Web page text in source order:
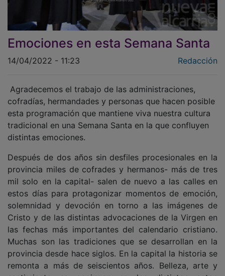
Emociones en esta Semana Santa
cofradías, hermandades y personas que hacen posible
esta programación que mantiene viva nuestra cultura
tradicional en una Semana Santa en la que confluyen
distintas emociones.
provincia miles de cofrades y hermanos- más de tres
mil solo en la capital- salen de nuevo a las calles en
estos días para protagonizar momentos de emoción,
solemnidad y devoción en torno a las imágenes de
Cristo y de las distintas advocaciones de la Virgen en
las fechas más importantes del calendario cristiano.
Muchas son las tradiciones que se desarrollan en la
provincia desde hace siglos. En la capital la historia se
remonta a más de seiscientos años. Belleza, arte y
sentimiento se conjugan en los distintos actos